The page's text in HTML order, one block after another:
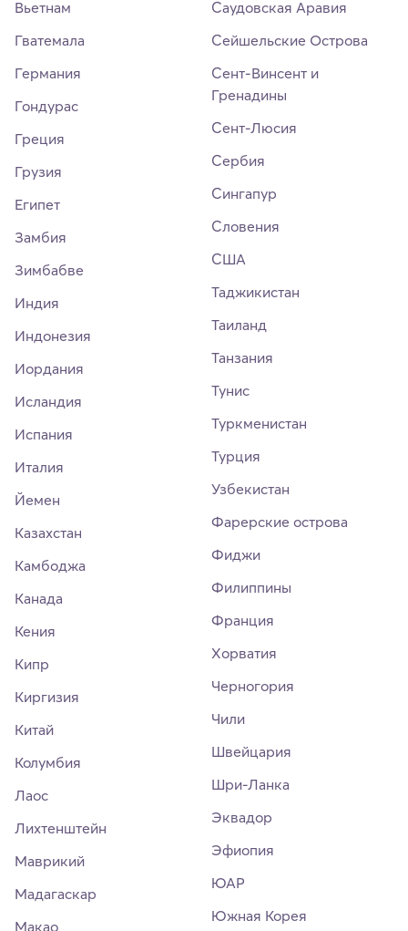
Вьетнам
Гватемала
Германия
Гондурас
Греция
Грузия
Египет
Замбия
Зимбабве
Индия
Индонезия
Иордания
Исландия
Испания
Италия
Йемен
Казахстан
Камбоджа
Канада
Кения
Кипр
Киргизия
Китай
Колумбия
Лаос
Лихтенштейн
Маврикий
Мадагаскар
Макао
Саудовская Аравия
Сейшельские Острова
Сент-Винсент и
Гренадины
Сент-Люсия
Сербия
Сингапур
Словения
США
Таджикистан
Таиланд
Танзания
Тунис
Туркменистан
Турция
Узбекистан
Фарерские острова
Фиджи
Филиппины
Франция
Хорватия
Черногория
Чили
Швейцария
Шри-Ланка
Эквадор
Эфиопия
ЮАР
Южная Корея